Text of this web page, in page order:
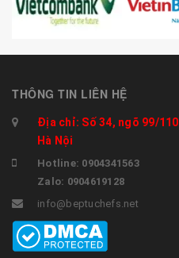
THÔNG TIN LIÊN HỆ
Địa chỉ: Số 34, ngõ 99/
Hà Nội
Hotline: 0904341563
Zalo: 0904619128
info@beptuchefs.net